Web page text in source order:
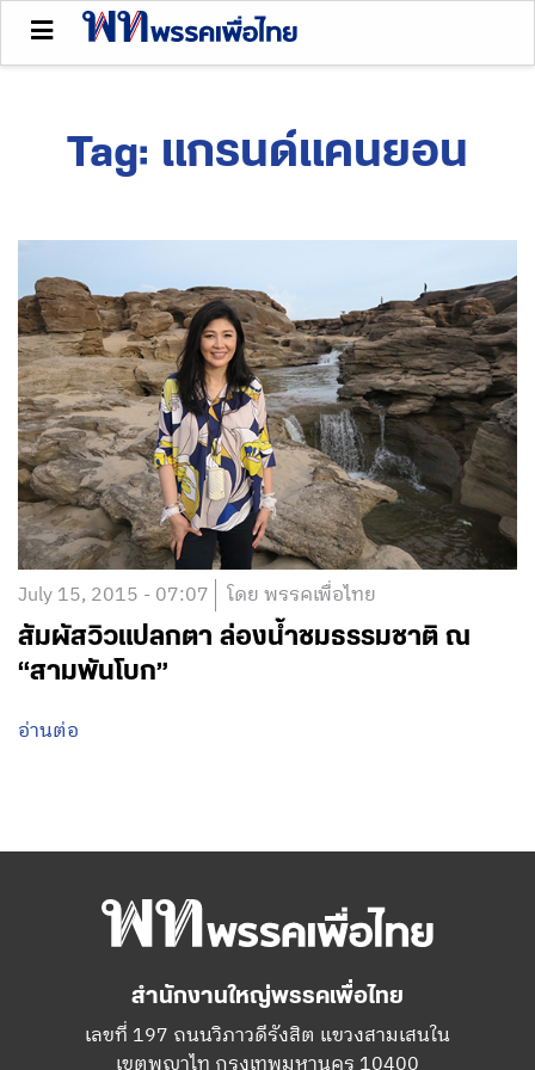
Tag: แกรนด์แคนยอน
July 15, 2015 - 07:07 โดย พรรคเพื่อไทย
สัมผัสวิวแปลกตา ล่องน้ำชมธรรมชาติ ณ
“สามพันโบก”
อ่านต่อ
สำนักงานใหญ่พรรคเพื่อไทย
เลขที่ 197 ถนนวิภาวดีรังสิต แขวงสามเสนใน